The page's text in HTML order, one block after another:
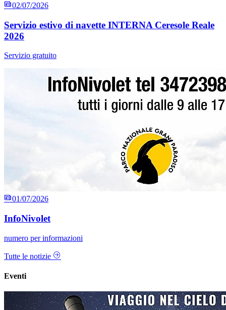
02/07/2026
Servizio estivo di navette INTERNA Ceresole Reale
2026
Servizio gratuito
01/07/2026
InfoNivolet
numero per informazioni
Tutte le notizie
Eventi